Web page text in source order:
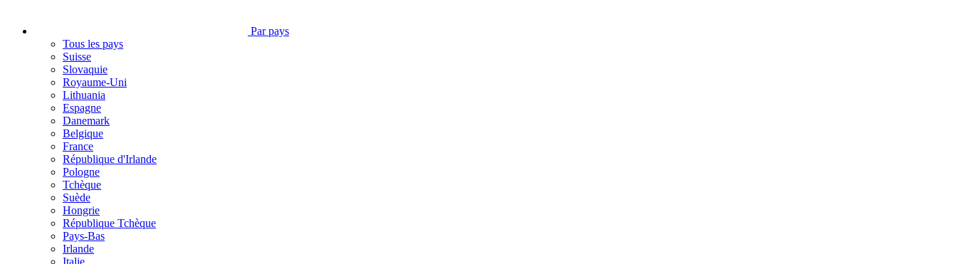
Par pays
Tous les pays
Suisse
Slovaquie
Royaume-Uni
Lithuania
Espagne
Danemark
Belgique
France
République d'Irlande
Pologne
Tchèque
Suède
Hongrie
République Tchèque
Pays-Bas
Irlande
Italie